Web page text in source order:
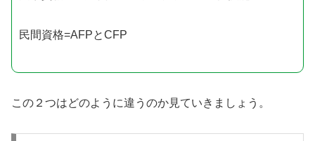
民間資格=AFPとCFP
この２つはどのように違うのか見ていきましょう。